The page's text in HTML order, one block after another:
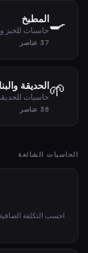
🍳المطبخ
حاسبات
37 عناصر
🌱الحديقة
حاسبات
36 عناصر
الحاسبات الشائعة